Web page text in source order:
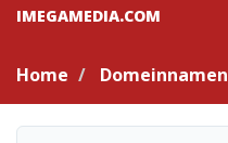
IMEGAMEDIA.COM
Home Domeinnamen